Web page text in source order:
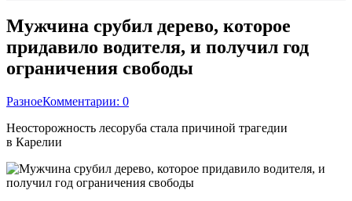
Мужчина срубил дерево, которое
придавило водителя, и получил год
ограничения свободы
РазноеКомментарии: 0
Неосторожность лесоруба стала причиной трагедии
в Карелии